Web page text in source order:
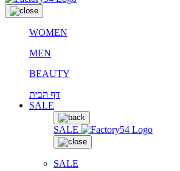
WOMEN
MEN
BEAUTY
דף הבית
SALE
SALE
SALE